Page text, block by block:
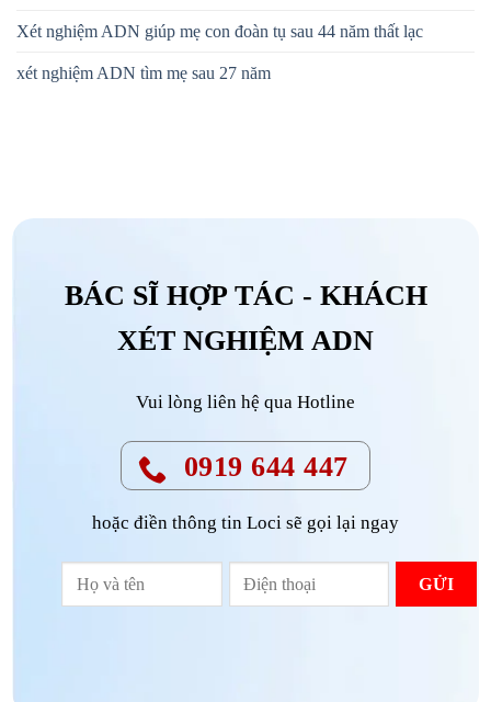
Xét nghiệm ADN giúp mẹ con đoàn tụ sau 44 năm thất lạc
xét nghiệm ADN tìm mẹ sau 27 năm
BÁC SĨ HỢP TÁC - KHÁCH
XÉT NGHIỆM ADN
Vui lòng liên hệ qua Hotline
0919 644 447
hoặc điền thông tin Loci sẽ gọi lại ngay